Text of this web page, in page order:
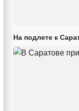
На подлете к